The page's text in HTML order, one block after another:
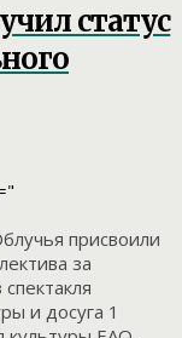
статус
присвоили
за
и досуга 1